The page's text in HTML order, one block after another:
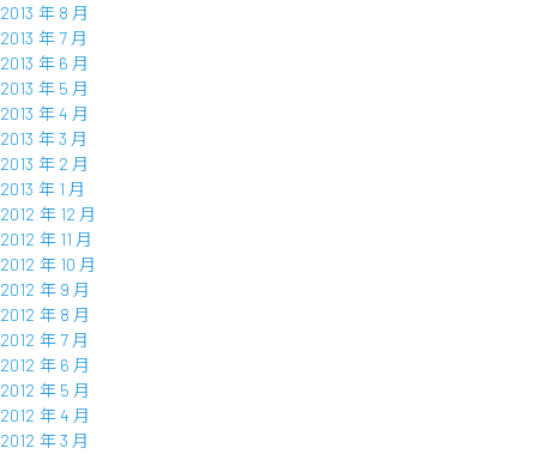
2013 年 8 月
2013 年 7 月
2013 年 6 月
2013 年 5 月
2013 年 4 月
2013 年 3 月
2013 年 2 月
2013 年 1 月
2012 年 12 月
2012 年 11 月
2012 年 10 月
2012 年 9 月
2012 年 8 月
2012 年 7 月
2012 年 6 月
2012 年 5 月
2012 年 4 月
2012 年 3 月